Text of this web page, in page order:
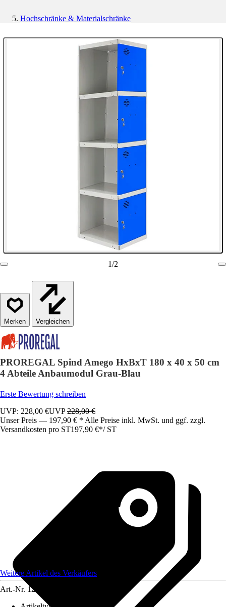
Hochschränke & Materialschränke
1/2
Vergleichen
PROREGAL Spind Amego HxBxT 180 x 40 x 50 cm
4 Abteile Anbaumodul Grau-Blau
Erste Bewertung schreiben
UVP: 228,00 €UVP228,00 €
Unser Preis — 197,90 € * Alle Preise inkl. MwSt. und ggf. zzgl.
Versandkosten pro ST197,90 €*/ ST
Weitere Artikel des Verkäufers
Art.-Nr. 12583586